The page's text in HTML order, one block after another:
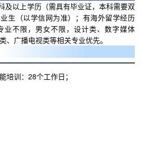
以上学历（需具有毕业证，本科需要双
生（以学信网为准）；有海外留学经历
业不限，男女不限，设计类、数字媒体
、广播电视类等相关专业优先。
培训：28个工作日；